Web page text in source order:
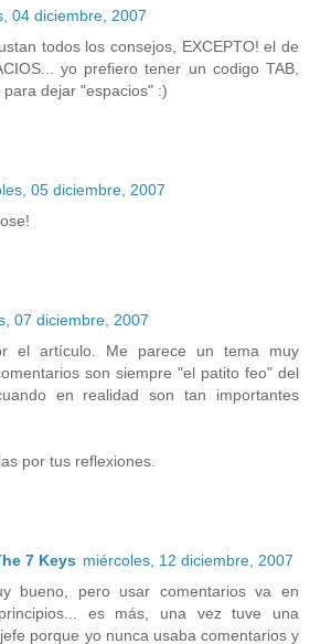
04 diciembre, 2007
todos los consejos, EXCEPTO! el de
yo prefiero tener un codigo TAB,
dejar "espacios" :)
05 diciembre, 2007
07 diciembre, 2007
el artículo. Me parece un tema muy
son siempre "el patito feo" del
en realidad son tan importantes
por tus reflexiones.
7 Keys miércoles, 12 diciembre, 2007
bueno, pero usar comentarios va en
es más, una vez tuve una
porque yo nunca usaba comentarios y